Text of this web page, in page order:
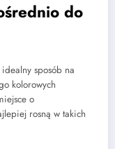
do
sposób na
kolorowych
o
rosną w takich